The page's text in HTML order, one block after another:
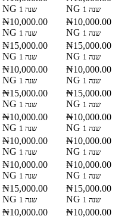
NG
1 שנה
NG
1 שנה
₦10,000.00
NG
1 שנה
₦10,000.00
NG
1 שנה
₦15,000.00
NG
1 שנה
₦15,000.00
NG
1 שנה
₦10,000.00
NG
1 שנה
₦10,000.00
NG
1 שנה
₦15,000.00
NG
1 שנה
₦15,000.00
NG
1 שנה
₦10,000.00
NG
1 שנה
₦10,000.00
NG
1 שנה
₦10,000.00
NG
1 שנה
₦10,000.00
NG
1 שנה
₦10,000.00
NG
1 שנה
₦10,000.00
NG
1 שנה
₦15,000.00
NG
1 שנה
₦15,000.00
NG
1 שנה
₦10,000.00
₦10,000.00